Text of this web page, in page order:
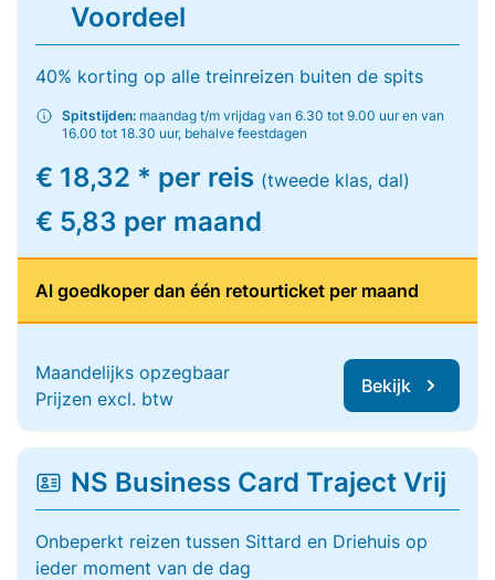
Voordeel
40% korting op alle treinreizen buiten de spits
Spitstijden: maandag t/m vrijdag van 6.30 tot 9.00 uur en van
16.00 tot 18.30 uur, behalve feestdagen
€ 18,32 * per reis (tweede klas, dal)
€ 5,83 per maand
Al goedkoper dan één retourticket per maand
Maandelijks opzegbaar
Prijzen excl. btw
Bekijk
NS Business Card Traject Vrij
Onbeperkt reizen tussen Sittard en Driehuis op
ieder moment van de dag